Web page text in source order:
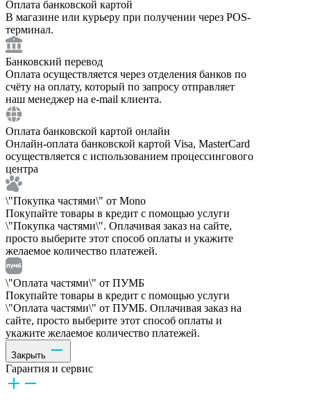
Оплата банковской картой
В магазине или курьеру при получении через POS-
терминал.
Банковский перевод
Оплата осуществляется через отделения банков по
счёту на оплату, который по запросу отправляет
наш менеджер на e-mail клиента.
Оплата банковской картой онлайн
Онлайн-оплата банковской картой Visa, MasterCard
осуществляется с использованием процессингового
центра
\"Покупка частями\" от Mono
Покупайте товары в кредит с помощью услуги
\"Покупка частями\". Оплачивая заказ на сайте,
просто выберите этот способ оплаты и укажите
желаемое количество платежей.
\"Оплата частями\" от ПУМБ
Покупайте товары в кредит с помощью услуги
\"Оплата частями\" от ПУМБ. Оплачивая заказ на
сайте, просто выберите этот способ оплаты и
укажите желаемое количество платежей.
Закрыть
Гарантия и сервис